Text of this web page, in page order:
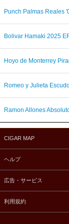
Punch Palmas Reales
Bolivar Hamaki 2025
Hoyo de Monterrey
Romeo y Julieta
Ramon Allones
CIGAR MAP
ヘルプ
広告・サービス
利用規約